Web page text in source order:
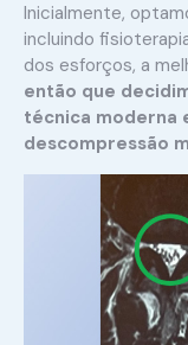
Inicialmente,
incluindo
dos esforços, a
então que
técnica moderna
descompressão